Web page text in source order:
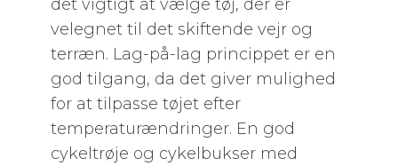
det vigtigt at vælge tøj, der er
velegnet til det skiftende vejr og
terræn. Lag-på-lag princippet er en
god tilgang, da det giver mulighed
for at tilpasse tøjet efter
temperaturændringer. En god
cykeltrøje og cykelbukser med